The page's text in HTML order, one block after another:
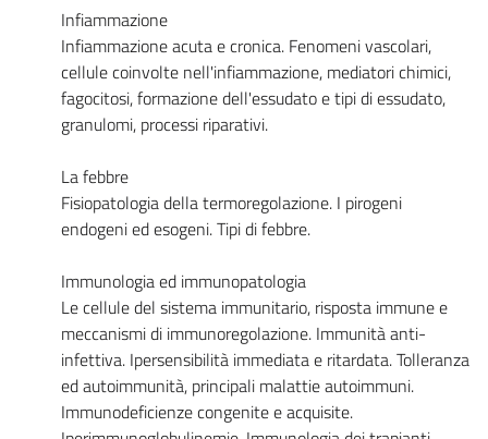
Infiammazione
Infiammazione acuta e cronica. Fenomeni vascolari,
cellule coinvolte nell'infiammazione, mediatori chimici,
fagocitosi, formazione dell'essudato e tipi di essudato,
granulomi, processi riparativi.
La febbre
Fisiopatologia della termoregolazione. I pirogeni
endogeni ed esogeni. Tipi di febbre.
Immunologia ed immunopatologia
Le cellule del sistema immunitario, risposta immune e
meccanismi di immunoregolazione. Immunità anti-
infettiva. Ipersensibilità immediata e ritardata. Tolleranza
ed autoimmunità, principali malattie autoimmuni.
Immunodeficienze congenite e acquisite.